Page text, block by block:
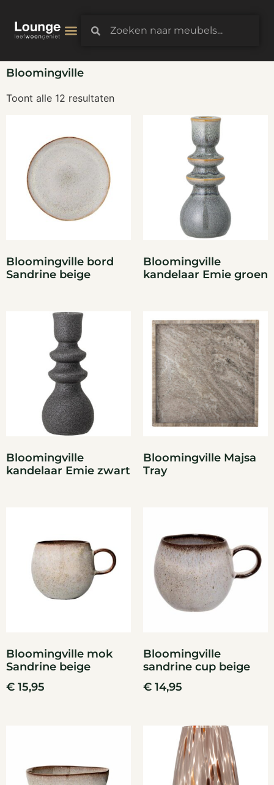
Bloomingville
Toont alle 12 resultaten
Bloomingville bord
Sandrine beige
Bloomingville
kandelaar Emie groen
Bloomingville
kandelaar Emie zwart
Bloomingville Majsa
Tray
Bloomingville mok
Sandrine beige
€ 15,95
Bloomingville
sandrine cup beige
€ 14,95